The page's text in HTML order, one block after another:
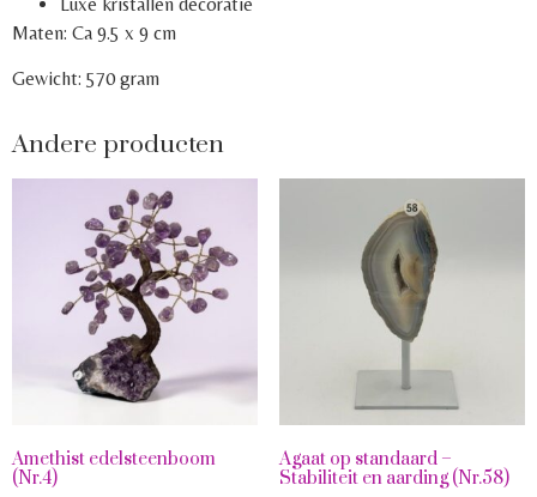
Maten: Ca 9.5 x 9 cm
Gewicht: 570 gram
Andere producten
Amethist edelsteenboom
(Nr.4)
Agaat op standaard –
Stabiliteit en aarding (Nr.58)